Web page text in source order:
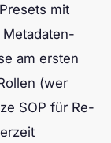
mit
am ersten
(wer
SOP für Re-